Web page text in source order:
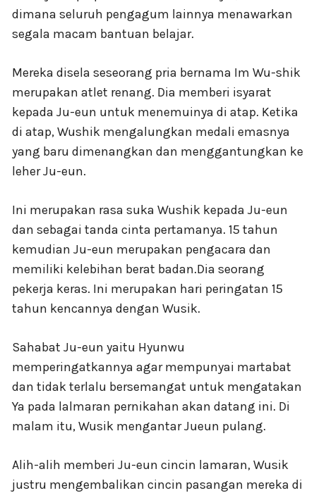
dimana seluruh pengagum lainnya menawarkan
segala macam bantuan belajar.
Mereka disela seseorang pria bernama Im Wu-shik
merupakan atlet renang. Dia memberi isyarat
kepada Ju-eun untuk menemuinya di atap. Ketika
di atap, Wushik mengalungkan medali emasnya
yang baru dimenangkan dan menggantungkan ke
leher Ju-eun.
Ini merupakan rasa suka Wushik kepada Ju-eun
dan sebagai tanda cinta pertamanya. 15 tahun
kemudian Ju-eun merupakan pengacara dan
memiliki kelebihan berat badan.Dia seorang
pekerja keras. Ini merupakan hari peringatan 15
tahun kencannya dengan Wusik.
Sahabat Ju-eun yaitu Hyunwu
memperingatkannya agar mempunyai martabat
dan tidak terlalu bersemangat untuk mengatakan
Ya pada lalmaran pernikahan akan datang ini. Di
malam itu, Wusik mengantar Jueun pulang.
Alih-alih memberi Ju-eun cincin lamaran, Wusik
justru mengembalikan cincin pasangan mereka di